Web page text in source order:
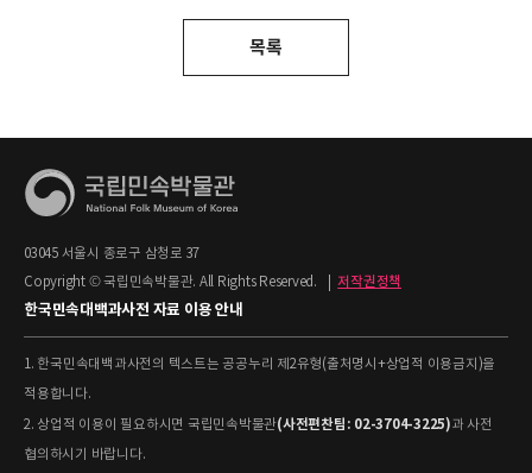
목록
03045 서울시 종로구 삼청로 37
Copyright © 국립민속박물관. All Rights Reserved.
저작권정책
한국민속대백과사전 자료 이용 안내
1. 한국민속대백과사전의 텍스트는 공공누리 제2유형(출처명시+상업적 이용금지)을
적용합니다.
2. 상업적 이용이 필요하시면 국립민속박물관(사전편찬팀: 02-3704-3225)과 사전
협의하시기 바랍니다.